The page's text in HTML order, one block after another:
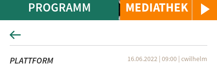
MEDIATHEK
PROGRAMM
PLATTFORM 16.06.2022 | 09:00 | cwilhelm